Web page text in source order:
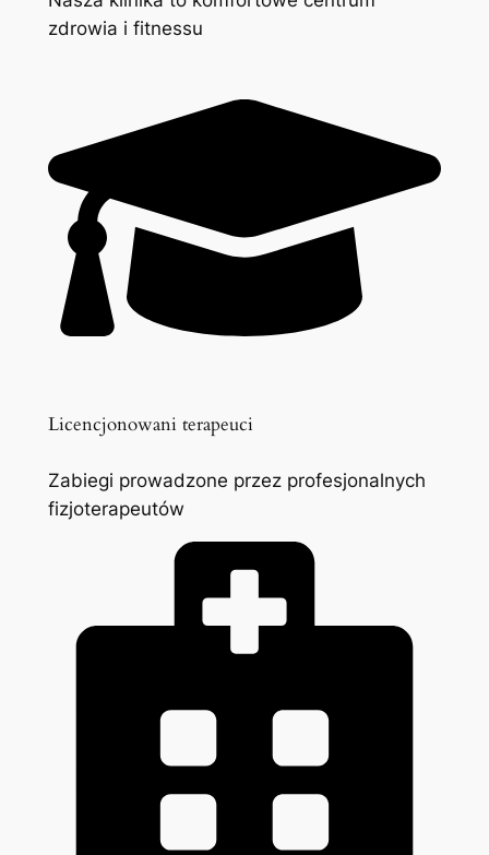
zdrowia i fitnessu
Licencjonowani terapeuci
Zabiegi prowadzone przez profesjonalnych
fizjoterapeutów